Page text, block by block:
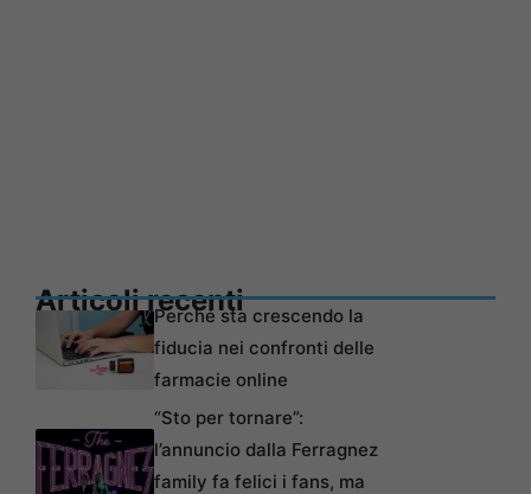
Articoli recentiPerché sta crescendo la
fiducia nei confronti delle
farmacie online
“Sto per tornare”:
l’annuncio dalla Ferragnez
family fa felici i fans, ma